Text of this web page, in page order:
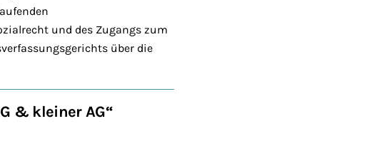
und des Zugangs zum
über die
& kleiner AG“